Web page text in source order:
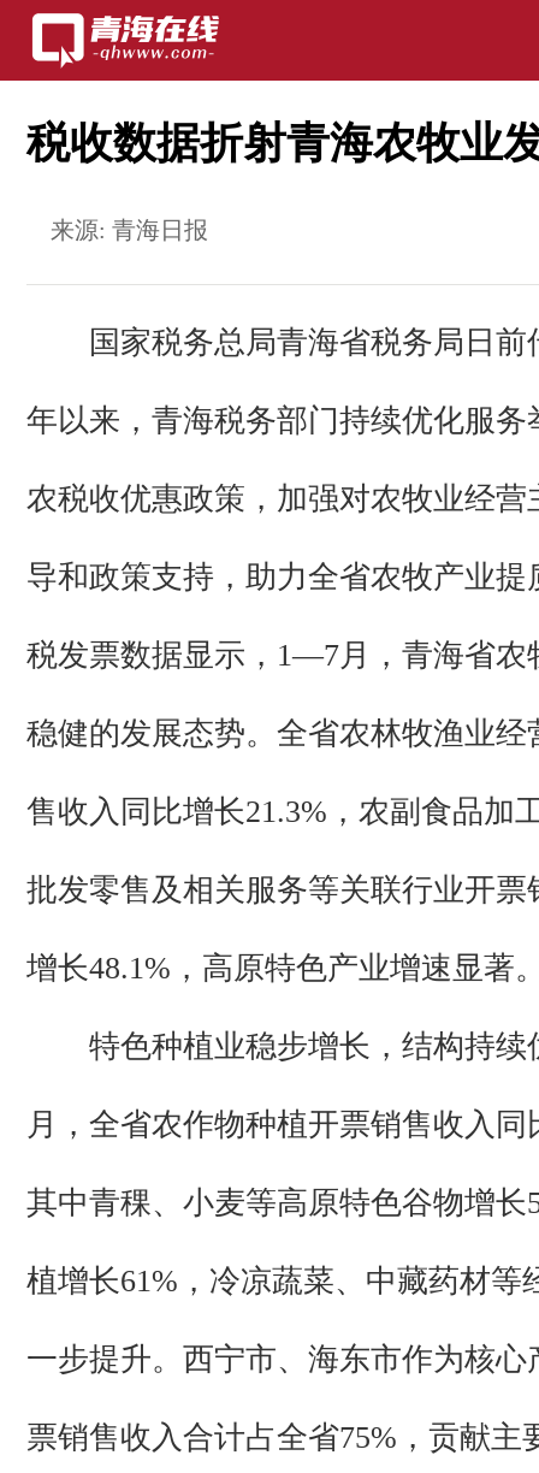
税收数据折射青海农牧业
来源:青海日报
国家税务总局青海省税务局日
年以来，青海税务部门持续优化服务
农税收优惠政策，加强对农牧业经营
导和政策支持，助力全省农牧产业提
税发票数据显示，1—7月，青海省农
稳健的发展态势。全省农林牧渔业经
售收入同比增长21.3%，农副食品加
批发零售及相关服务等关联行业开票
增长48.1%，高原特色产业增速显著
特色种植业稳步增长，结构持
月，全省农作物种植开票销售收入同
其中青稞、小麦等高原特色谷物增长
植增长61%，冷凉蔬菜、中藏药材等
一步提升。西宁市、海东市作为核心
票销售收入合计占全省75%，贡献主